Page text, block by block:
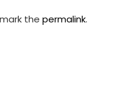
the permalink.